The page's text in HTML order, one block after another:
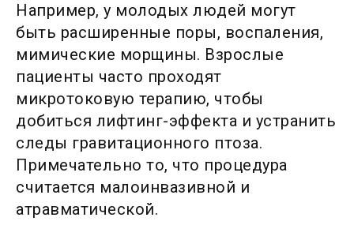
Например, у молодых людей могут
быть расширенные поры, воспаления,
мимические морщины. Взрослые
пациенты часто проходят
микротоковую терапию, чтобы
добиться лифтинг-эффекта и устранить
следы гравитационного птоза.
Примечательно то, что процедура
считается малоинвазивной и
атравматической.